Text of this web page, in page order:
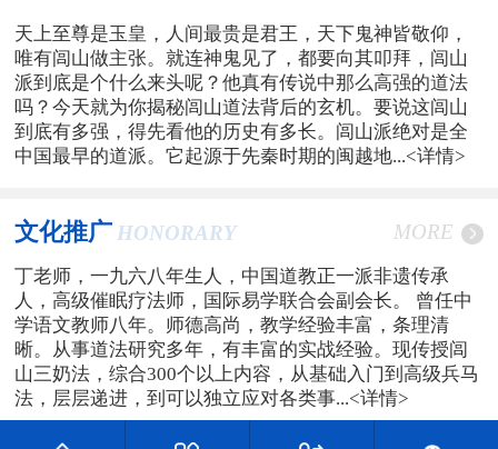
天上至尊是玉皇，人间最贵是君王，天下鬼神皆敬仰，
唯有闾山做主张。就连神鬼见了，都要向其叩拜，闾山
派到底是个什么来头呢？他真有传说中那么高强的道法
吗？今天就为你揭秘闾山道法背后的玄机。要说这闾山
到底有多强，得先看他的历史有多长。闾山派绝对是全
中国最早的道派。它起源于先秦时期的闽越地...<详情>
文化推广 HONORARY MORE
丁老师，一九六八年生人，中国道教正一派非遗传承
人，高级催眠疗法师，国际易学联合会副会长。 曾任中
学语文教师八年。师德高尚，教学经验丰富，条理清
晰。从事道法研究多年，有丰富的实战经验。现传授闾
山三奶法，综合300个以上内容，从基础入门到高级兵马
法，层层递进，到可以独立应对各类事...<详情>